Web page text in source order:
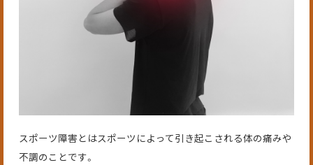
スポーツ障害とはスポーツによって引き起こされる体の痛みや
不調のことです。